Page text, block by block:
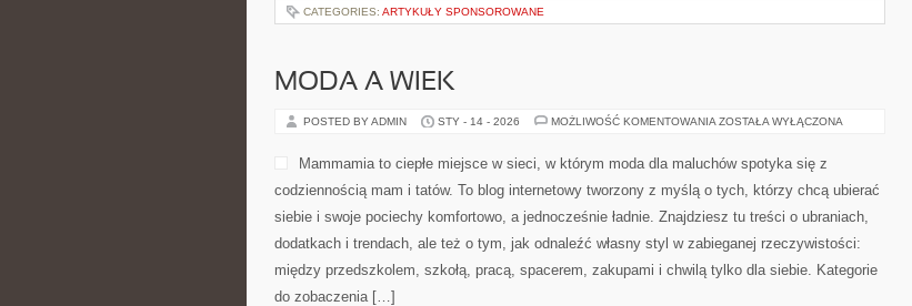
CATEGORIES: ARTYKUŁY SPONSOROWANE
MODA A WIEK
POSTED BY ADMIN STY - 14 - 2026 MOŻLIWOŚĆ KOMENTOWANIA MODA
ZOSTAŁA WYŁĄCZONA
Mammamia to ciepłe miejsce w sieci, w którym moda dla maluchów spotyka się z
codziennością mam i tatów. To blog internetowy tworzony z myślą o tych, którzy chcą ubierać
siebie i swoje pociechy komfortowo, a jednocześnie ładnie. Znajdziesz tu treści o ubraniach,
dodatkach i trendach, ale też o tym, jak odnaleźć własny styl w zabieganej rzeczywistości:
między przedszkolem, szkołą, pracą, spacerem, zakupami i chwilą tylko dla siebie. Kategorie
do zobaczenia […]